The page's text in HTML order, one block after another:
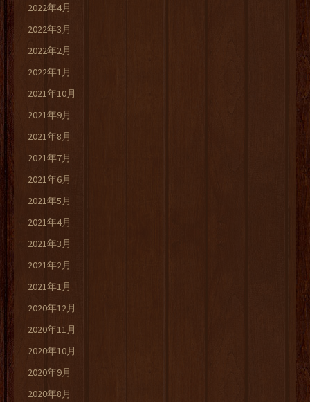
2022年4月
2022年3月
2022年2月
2022年1月
2021年10月
2021年9月
2021年8月
2021年7月
2021年6月
2021年5月
2021年4月
2021年3月
2021年2月
2021年1月
2020年12月
2020年11月
2020年10月
2020年9月
2020年8月